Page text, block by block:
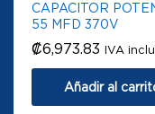
CAPACITOR
55 MFD 370V
₡6,973.83 IVA
Añadir al